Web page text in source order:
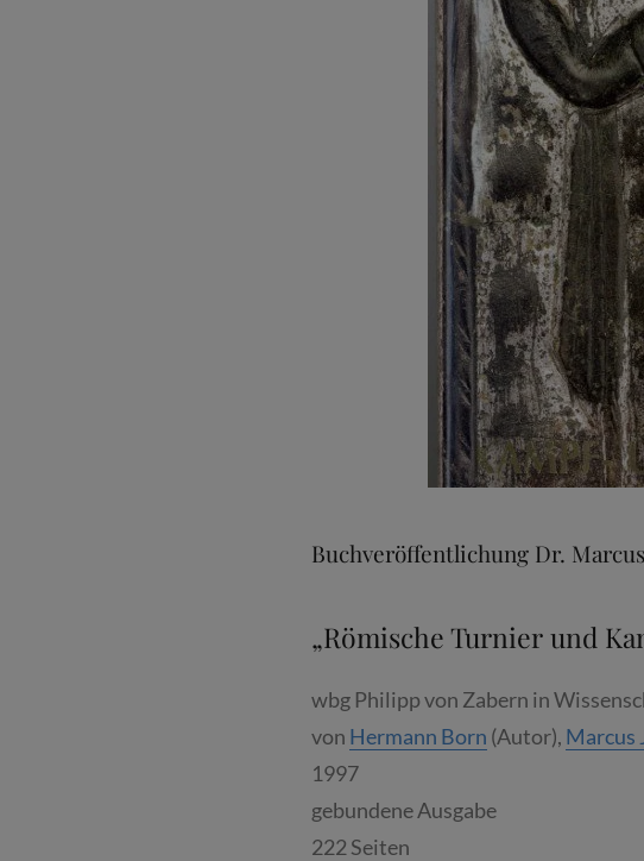
Buchveröffentlichung Dr.
„Römische Turnier und
wbg Philipp von Zabern in
von Hermann Born (Autor), Marcus
1997
gebundene Ausgabe
222 Seiten